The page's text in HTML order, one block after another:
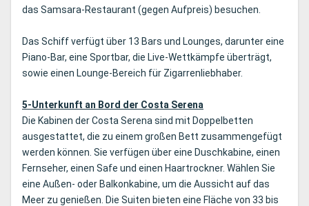
das Samsara-Restaurant (gegen Aufpreis) besuchen.
Das Schiff verfügt über 13 Bars und Lounges, darunter eine
Piano-Bar, eine Sportbar, die Live-Wettkämpfe überträgt,
sowie einen Lounge-Bereich für Zigarrenliebhaber.
5-Unterkunft an Bord der Costa Serena
Die Kabinen der Costa Serena sind mit Doppelbetten
ausgestattet, die zu einem großen Bett zusammengefügt
werden können. Sie verfügen über eine Duschkabine, einen
Fernseher, einen Safe und einen Haartrockner. Wählen Sie
eine Außen- oder Balkonkabine, um die Aussicht auf das
Meer zu genießen. Die Suiten bieten eine Fläche von 33 bis